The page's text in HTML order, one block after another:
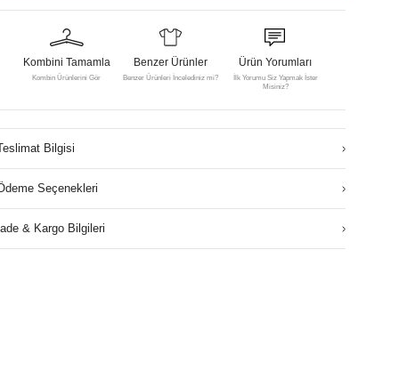
Kombini Tamamla
Kombin Ürünlerini Gör
Benzer Ürünler
Benzer Ürünleri İncelediniz mi?
Ürün Yorumları
İlk Yorumu Siz Yapmak İster
Misiniz?
Bilgisi
Seçenekleri
İade & Kargo Bilgileri